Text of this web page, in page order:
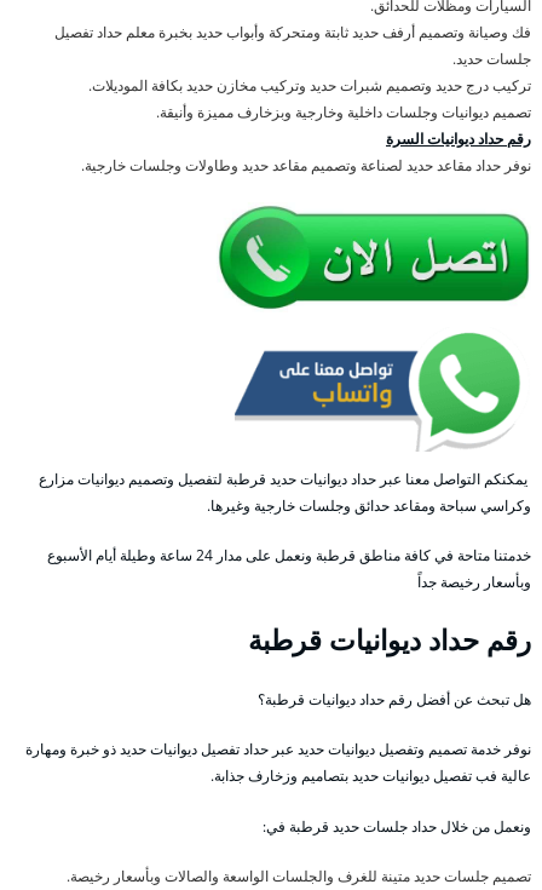
السيارات ومظلات للحدائق.
فك وصيانة وتصميم أرفف حديد ثابتة ومتحركة وأبواب حديد بخبرة معلم حداد تفصيل
جلسات حديد.
تركيب درج حديد وتصميم شبرات حديد وتركيب مخازن حديد بكافة الموديلات.
تصميم ديوانيات وجلسات داخلية وخارجية وبزخارف مميزة وأنيقة.
رقم حداد ديوانيات السرة
نوفر حداد مقاعد حديد لصناعة وتصميم مقاعد حديد وطاولات وجلسات خارجية.
يمكنكم التواصل معنا عبر حداد ديوانيات حديد قرطبة لتفصيل وتصميم ديوانيات مزارع
وكراسي سباحة ومقاعد حدائق وجلسات خارجية وغيرها.
خدمتنا متاحة في كافة مناطق قرطبة ونعمل على مدار 24 ساعة وطيلة أيام الأسبوع
وبأسعار رخيصة جداً
رقم حداد ديوانيات قرطبة
هل تبحث عن أفضل رقم حداد ديوانيات قرطبة؟
نوفر خدمة تصميم وتفصيل ديوانيات حديد عبر حداد تفصيل ديوانيات حديد ذو خبرة ومهارة
عالية فب تفصيل ديوانيات حديد بتصاميم وزخارف جذابة.
ونعمل من خلال حداد جلسات حديد قرطبة في:
تصميم جلسات حديد متينة للغرف والجلسات الواسعة والصالات وبأسعار رخيصة.